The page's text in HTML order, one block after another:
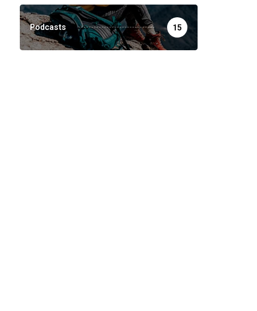
Podcasts 15